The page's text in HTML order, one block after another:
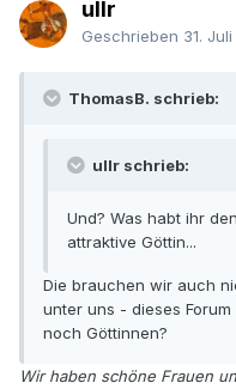
ullr
Geschrieben 31.
ThomasB. schrieb:
ullr schrieb:
Und? Was habt ihr
attraktive Göttin...
Die brauchen wir auch
unter uns - dieses
noch Göttinnen?
Wir haben schöne Frauen